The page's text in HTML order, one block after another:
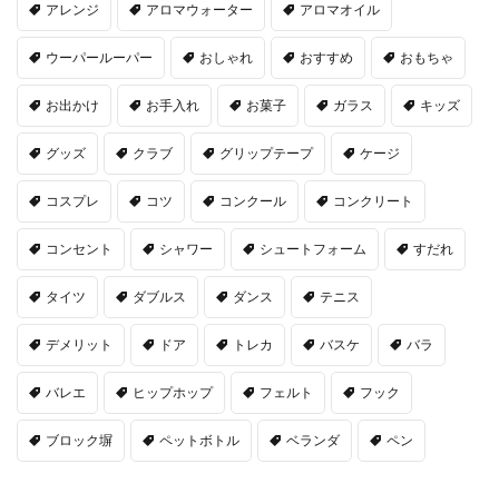
アレンジ アロマウォーター アロマオイル
ウーパールーパー おしゃれ おすすめ おもちゃ
お出かけ お手入れ お菓子 ガラス キッズ
グッズ クラブ グリップテープ ケージ
コスプレ コツ コンクール コンクリート
コンセント シャワー シュートフォーム すだれ
タイツ ダブルス ダンス テニス
デメリット ドア トレカ バスケ バラ
バレエ ヒップホップ フェルト フック
ブロック塀 ペットボトル ベランダ ペン